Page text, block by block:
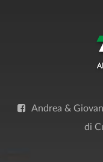
Andrea &
di